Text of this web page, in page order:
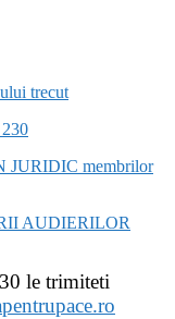
trecut
JURIDIC membrilor
AUDIERILOR
le trimiteti